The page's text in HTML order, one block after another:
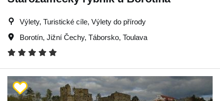
Výlety, Turistické cíle, Výlety do přírody
Borotín, Jižní Čechy, Táborsko, Toulava